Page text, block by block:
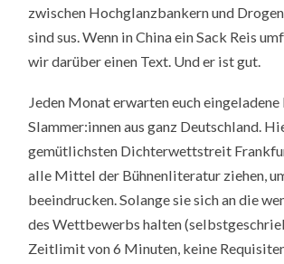
zwischen Hochglanzbankern und
sind sus. Wenn in China ein Sack Reis
wir darüber einen Text. Und er ist gut.
Jeden Monat erwarten euch
Slammer:innen aus ganz Deutschland.
gemütlichsten Dichterwettstreit
alle Mittel der Bühnenliteratur ziehen,
beeindrucken. Solange sie sich an die
des Wettbewerbs halten
Zeitlimit von 6 Minuten, keine